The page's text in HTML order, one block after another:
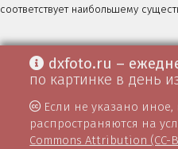
соответствует наибольшему
dxfoto.ru –
по картинке в день
Если не указано иное,
распространяются на
Commons Attribution (CC-